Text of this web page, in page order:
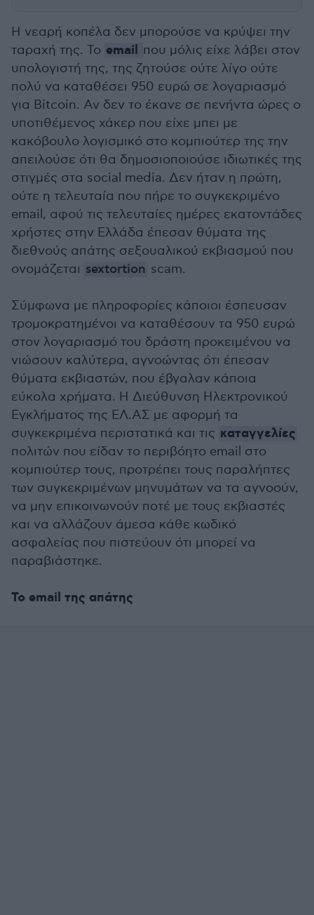
H νεαρή κοπέλα δεν μπορούσε να κρύψει την
ταραχή της. Το email που μόλις είχε λάβει στον
υπολογιστή της, της ζητούσε ούτε λίγο ούτε
πολύ να καταθέσει 950 ευρώ σε λογαριασμό
για Bitcoin. Αν δεν το έκανε σε πενήντα ώρες ο
υποτιθέμενος χάκερ που είχε μπει με
κακόβουλο λογισμικό στο κομπιούτερ της την
απειλούσε ότι θα δημοσιοποιούσε ιδιωτικές της
στιγμές στα social media. Δεν ήταν η πρώτη,
ούτε η τελευταία που πήρε το συγκεκριμένο
email, αφού τις τελευταίες ημέρες εκατοντάδες
χρήστες στην Ελλάδα έπεσαν θύματα της
διεθνούς απάτης σεξουαλικού εκβιασμού που
ονομάζεται sextortion scam.
Σύμφωνα με πληροφορίες κάποιοι έσπευσαν
τρομοκρατημένοι να καταθέσουν τα 950 ευρώ
στον λογαριασμό του δράστη προκειμένου να
νιώσουν καλύτερα, αγνοώντας ότι έπεσαν
θύματα εκβιαστών, που έβγαλαν κάποια
εύκολα χρήματα. Η Διεύθυνση Ηλεκτρονικού
Εγκλήματος της ΕΛ.ΑΣ με αφορμή τα
συγκεκριμένα περιστατικά και τις καταγγελίες
πολιτών που είδαν το περιβόητο email στο
κομπιούτερ τους, προτρέπει τους παραλήπτες
των συγκεκριμένων μηνυμάτων να τα αγνοούν,
να μην επικοινωνούν ποτέ με τους εκβιαστές
και να αλλάζουν άμεσα κάθε κωδικό
ασφαλείας που πιστεύουν ότι μπορεί να
παραβιάστηκε.
Το email της απάτης